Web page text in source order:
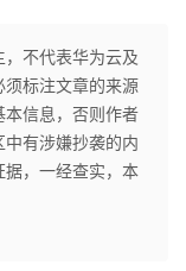
，不代表华为云及
标注文章的来源
本信息，否则作者
有涉嫌抄袭的内
，一经查实，本